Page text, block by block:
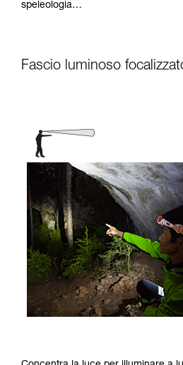
speleologia…
Fascio luminoso